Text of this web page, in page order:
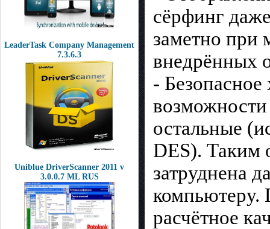
LeaderTask Company Management
7.3.6.3
Uniblue DriverScanner 2011 v
3.0.0.7 ML RUS
сёрфинг
заметно при
внедрённых
- Безопасное
возможности
остальные
DES). Таким
затруднена
компьютеру.
расчётное